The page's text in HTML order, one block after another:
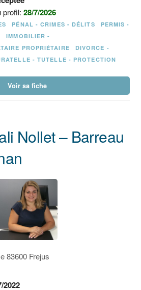
profil:28/7/2026
PÉNAL - CRIMES - DÉLITS
PERMIS -
IMMOBILIER -
PROPRIÉTAIRE
DIVORCE -
- TUTELLE - PROTECTION
Voir sa fiche
Nollet – Barreau
83600 Frejus
2022